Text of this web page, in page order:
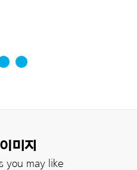
미지
you may like